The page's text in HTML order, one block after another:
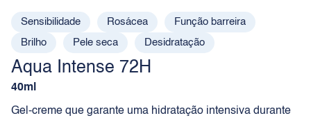
Sensibilidade Rosácea
Função barreira
Brilho
Pele seca Desidratação
Aqua Intense 72H
40ml
Gel-creme que garante uma hidratação intensiva durante